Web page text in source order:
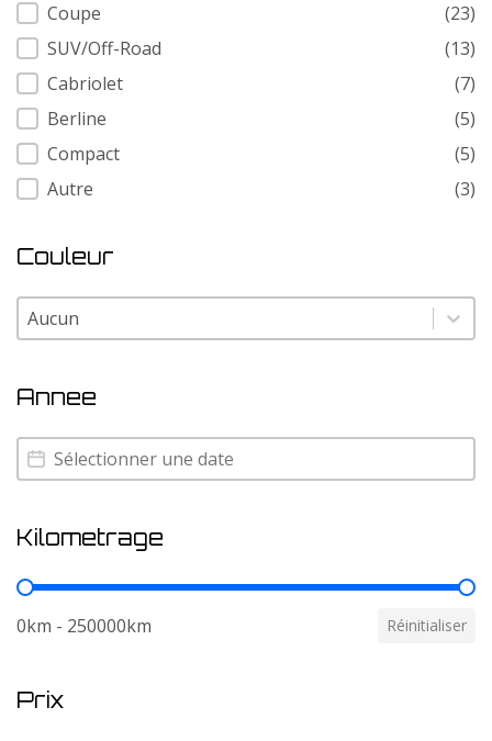
Carrosserie
Coupe
(23)
SUV/Off-Road
(13)
Cabriolet
(7)
Berline
(5)
Compact
(5)
Autre
(3)
Couleur
Couleur
Couleur
Annee
Annee
Annee
Kilometrage
Kilometrage
0km - 250000km Réinitialiser
Prix